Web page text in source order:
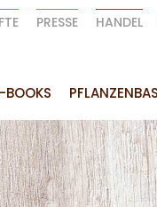
BOOKS
PRESSE HANDEL